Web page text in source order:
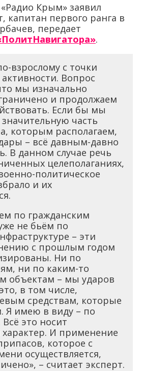
Крым» заявил
капитан первого ранга в
передает
.
взрослому с точки
Вопрос
мы изначально
и продолжаем
Если бы мы
часть
которым располагаем,
– всё давным-давно
В данном случае речь
целеполаганиях,
политическое
и их
по гражданским
не бьём по
– эти
с прошлым годом
Ни по
ни по каким-то
объектам – мы ударов
в том числе,
средствам, которые
Я имею в виду – по
это носит
И применение
которое с
осуществляется,
– считает эксперт.